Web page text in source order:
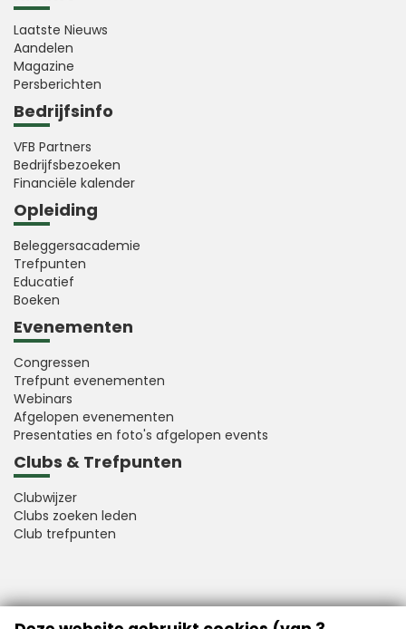
Laatste Nieuws
Aandelen
Magazine
Persberichten
Bedrijfsinfo
VFB Partners
Bedrijfsbezoeken
Financiële kalender
Opleiding
Beleggersacademie
Trefpunten
Educatief
Boeken
Evenementen
Congressen
Trefpunt evenementen
Webinars
Afgelopen evenementen
Presentaties en foto's afgelopen events
Clubs & Trefpunten
Clubwijzer
Clubs zoeken leden
Club trefpunten